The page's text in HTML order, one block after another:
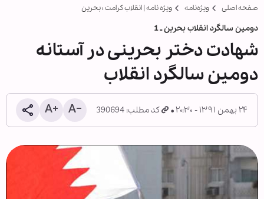
صفحه اصلی ویژه‌نامه‌ ویژه ‏نامه | انقلاب کرامت ؛ بحرین
دومين سالگرد انقلاب بحرين ـ 1
شهادت دختر بحرینی در آستانه
دومین سالگرد انقلاب
۲۴ بهمن ۱۳۹۱ - ۲۰:۳۰ کد مطلب: 390694